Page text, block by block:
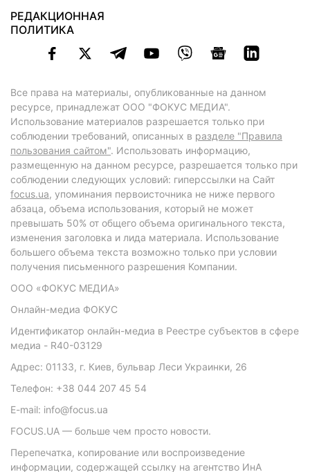
РЕДАКЦИОННАЯ
ПОЛИТИКА
Все права на материалы, опубликованные на данном
ресурсе, принадлежат ООО "ФОКУС МЕДИА".
Использование материалов разрешается только при
соблюдении требований, описанных в разделе "Правила
пользования сайтом". Использовать информацию,
размещенную на данном ресурсе, разрешается только при
соблюдении следующих условий: гиперссылки на Сайт
focus.ua, упоминания первоисточника не ниже первого
абзаца, объема использования, который не может
превышать 50% от общего объема оригинального текста,
изменения заголовка и лида материала. Использование
большего объема текста возможно только при условии
получения письменного разрешения Компании.
ООО «ФОКУС МЕДИА»
Онлайн-медиа ФОКУС
Идентификатор онлайн-медиа в Реестре субъектов в сфере
медиа - R40-03129
Адрес: 01133, г. Киев, бульвар Леси Украинки, 26
Телефон: +38 044 207 45 54
E-mail: info@focus.ua
FOCUS.UA — больше чем просто новости.
Перепечатка, копирование или воспроизведение
информации, содержащей ссылку на агентство ИнА